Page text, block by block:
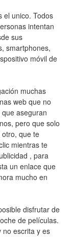
el unico. Todos
intentan
sus
smartphones,
móvil de
muchas
web que no
aseguran
pero que solo
que te
mientras te
, para
un enlace que
mucho en
disfrutar de
de películas.
no escrita y es